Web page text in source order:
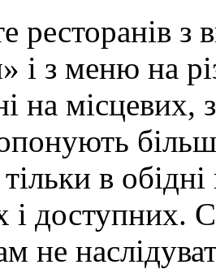
ресторанів
і з меню на
на
в обідні
доступних.
не